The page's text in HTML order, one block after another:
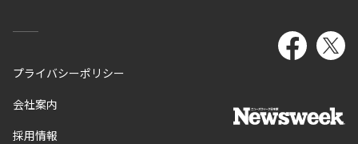
プライバシーポリシー
会社案内
採用情報